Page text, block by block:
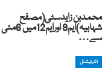
محمدبن زایدسٹی(مصفح
شہابیہ)ایم9 اورایم12میں 6مئی
سے…
انٹرنیشنل